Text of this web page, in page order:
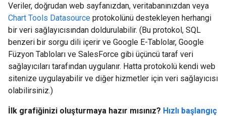
Veriler, doğrudan web sayfanızdan, veritabanınızdan veya
Chart Tools Datasource protokolünü destekleyen herhangi
bir veri sağlayıcısından doldurulabilir. (Bu protokol, SQL
benzeri bir sorgu dili içerir ve Google E-Tablolar, Google
Füzyon Tabloları ve SalesForce gibi üçüncü taraf veri
sağlayıcıları tarafından uygulanır. Hatta protokolü kendi web
sitenize uygulayabilir ve diğer hizmetler için veri sağlayıcısı
olabilirsiniz.)
İlk grafiğinizi oluşturmaya hazır mısınız? Hızlı başlangıç